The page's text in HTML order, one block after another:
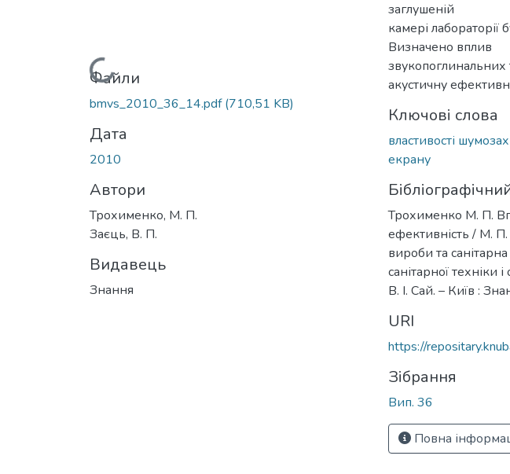
Вантажиться...
Файли
bmvs_2010_36_14.pdf(710,51 KB)
Дата
2010
Автори
Трохименко, М. П.
Заєць, В. П.
Видавець
Знання
заглушеній
камері лабораторії
Визначено вплив
звукопоглинальних
акустичну
Ключові слова
властивості
екрану
Трохименко М. П.
ефективність / М.
вироби та
санітарної техніки
В. І. Сай. – Київ :
URI
https://
Зібрання
Вип. 36
Повна